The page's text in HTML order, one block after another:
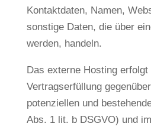
Kontaktdaten, Namen,
sonstige Daten, die über
werden, handeln.
Das externe Hosting
Vertragserfüllung
potenziellen und
Abs. 1 lit. b DSGVO) und